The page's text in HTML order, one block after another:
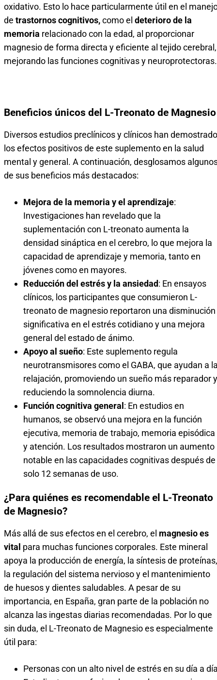
oxidativo. Esto lo hace particularmente útil en el
de trastornos cognitivos,como el deterioro de la
memoria relacionado con la edad, al proporcionar
magnesio de forma directa y eficiente al tejido cerebral,
mejorando las funciones cognitivas y neuroprotectoras.
Beneficios únicos del L-Treonato de Magnesio
Diversos estudios preclínicos y clínicos han demostrado
los efectos positivos de este suplemento en la salud
mental y general. A continuación, desglosamos
de sus beneficios más destacados:
Mejora de la memoria y el aprendizaje:
Investigaciones han revelado que la
suplementación con L-treonato aumenta la
densidad sináptica en el cerebro, lo que mejora la
capacidad de aprendizaje y memoria, tanto en
jóvenes como en mayores.
Reducción del estrés y la ansiedad: En ensayos
clínicos, los participantes que consumieron L-
treonato de magnesio reportaron una disminución
significativa en el estrés cotidiano y una mejora
general del estado de ánimo.
Apoyo al sueño: Este suplemento regula
neurotransmisores como el GABA, que ayudan a
relajación, promoviendo un sueño más reparador y
reduciendo la somnolencia diurna.
Función cognitiva general : En estudios en
humanos, se observó una mejora en la función
ejecutiva, memoria de trabajo, memoria episódica
y atención. Los resultados mostraron un aumento
notable en las capacidades cognitivas después de
solo 12 semanas de uso.
¿Para quiénes es recomendable el L-Treonato
de Magnesio?
Más allá de sus efectos en el cerebro, el magnesio es
vital para muchas funciones corporales. Este mineral
apoya la producción de energía, la síntesis de proteínas,
la regulación del sistema nervioso y el mantenimiento
de huesos y dientes saludables. A pesar de su
importancia, en España, gran parte de la población no
alcanza las ingestas diarias recomendadas. Por lo que
sin duda, el L-Treonato de Magnesio es especialmente
útil para:
Personas con un alto nivel de estrés en su día a